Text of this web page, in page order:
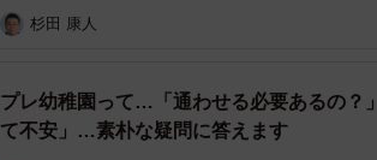
杉田 康人
プレ幼稚園って…「通わせる必要あるの？
て不安」…素朴な疑問に答えます